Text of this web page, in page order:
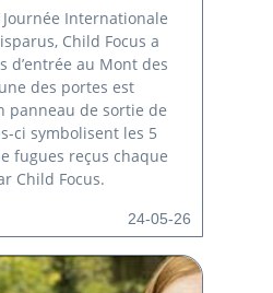
Journée Internationale
Child Focus a
d’entrée au Mont des
des portes est
panneau de sortie de
ci symbolisent les 5
fugues reçus chaque
Child Focus.
24-05-26